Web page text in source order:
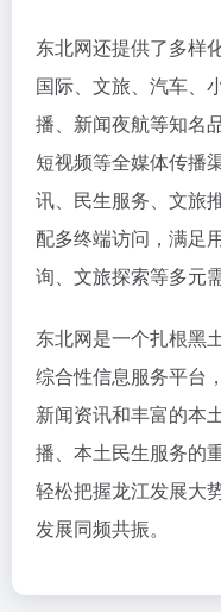
东北网还提供了多样
国际、文旅、汽车、
播、新闻夜航等知名
短视频等全媒体传播
讯、民生服务、文旅
配多终端访问，满足
询、文旅探索等多元需
东北网是一个扎根黑
综合性信息服务平台
新闻资讯和丰富的本
播、本土民生服务的
轻松把握龙江发展大
发展同频共振。